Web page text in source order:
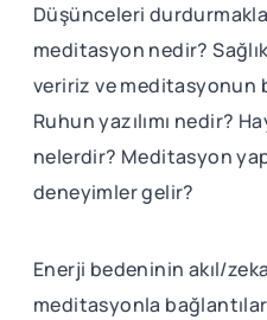
Düşünceleri
meditasyon nedir?
veririz ve meditasyonun
Ruhun yazılımı nedir?
nelerdir? Meditasyon
deneyimler gelir?
Enerji bedeninin akıl/
meditasyonla